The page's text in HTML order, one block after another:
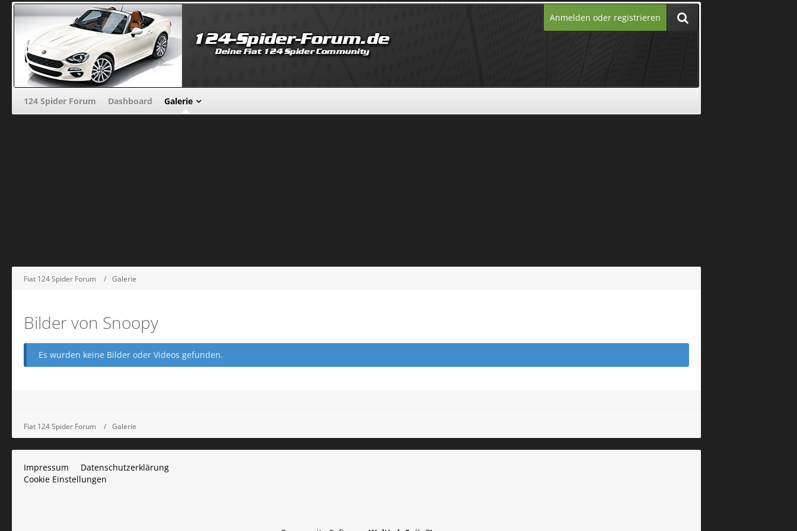
Anmelden oder registrieren
124 Spider Forum Dashboard Galerie
Fiat 124 Spider Forum Galerie
Bilder von Snoopy
Es wurden keine Bilder oder Videos gefunden.
Fiat 124 Spider Forum Galerie
Impressum
Datenschutzerklärung
Cookie Einstellungen